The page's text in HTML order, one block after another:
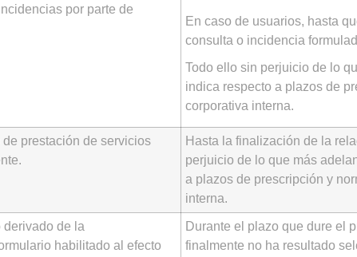
por parte de
En caso de usuarios, hasta
consulta o incidencia
Todo ello sin perjuicio de lo
indica respecto a plazos de
corporativa interna.
prestación de servicios
Hasta la finalización de la
perjuicio de lo que más
a plazos de prescripción y
interna.
derivado de la
habilitado al efecto
Durante el plazo que dure el
finalmente no ha resultado